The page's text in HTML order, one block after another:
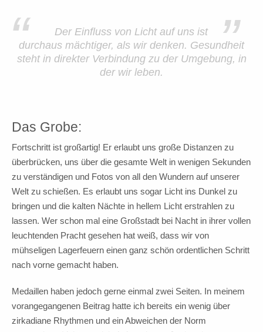
”
“
Der Einfluss von Licht auf uns ist
durchaus mächtiger, als wir denken. Gesundheit
steht in direkter Verbindung zu der Umgebung, in
der wir leben.
Das Grobe:
Fortschritt ist großartig! Er erlaubt uns große Distanzen zu
überbrücken, uns über die gesamte Welt in wenigen Sekunden
zu verständigen und Fotos von all den Wundern auf unserer
Welt zu schießen. Es erlaubt uns sogar Licht ins Dunkel zu
bringen und die kalten Nächte in hellem Licht erstrahlen zu
lassen. Wer schon mal eine Großstadt bei Nacht in ihrer vollen
leuchtenden Pracht gesehen hat weiß, dass wir von
mühseligen Lagerfeuern einen ganz schön ordentlichen Schritt
nach vorne gemacht haben.
Medaillen haben jedoch gerne einmal zwei Seiten. In meinem
vorangegangenen Beitrag hatte ich bereits ein wenig über
zirkadiane Rhythmen und ein Abweichen der Norm